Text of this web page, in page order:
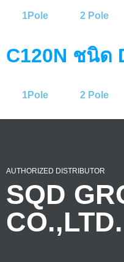
1Pole 2 Pole
C120N ชนิด
1Pole 2 Pole
AUTHORIZED DISTRIBUTOR
SQD
CO.,LTD.